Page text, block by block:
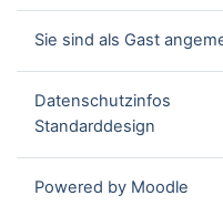
Sie sind als Gast
Datenschutzinfos
Standarddesign
Powered by Moodle